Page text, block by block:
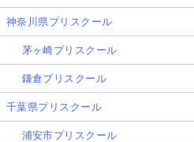
神奈川県プリスクール
茅ヶ崎プリスクール
鎌倉プリスクール
千葉県プリスクール
浦安市プリスクール